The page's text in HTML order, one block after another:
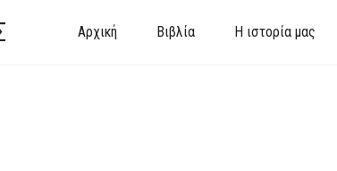
Αρχική Βιβλία Η ιστορία μας